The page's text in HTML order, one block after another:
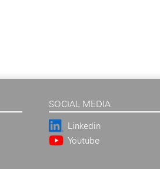
SOCIAL MEDIA
Linkedin
Youtube